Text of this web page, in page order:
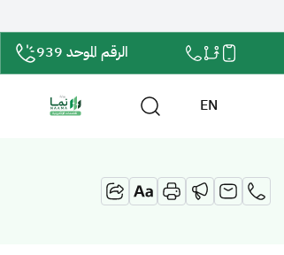
الرقم الموحد 939
EN